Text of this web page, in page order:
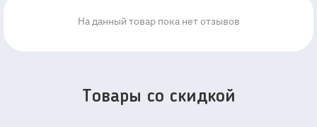
На данный товар пока нет отзывов
Товары со скидкой